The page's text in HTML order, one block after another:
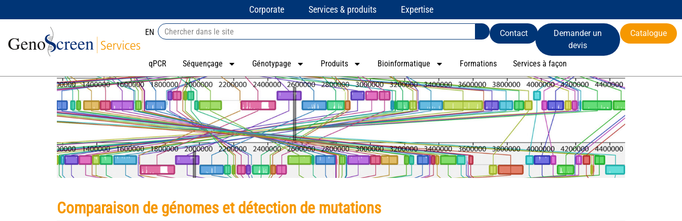
Corporate Services & produits Expertise
EN Contact
Demander un
devis
Catalogue
qPCR Séquençage Génotypage Produits Bioinformatique Formations Services à façon
Comparaison de génomes et détection de mutations